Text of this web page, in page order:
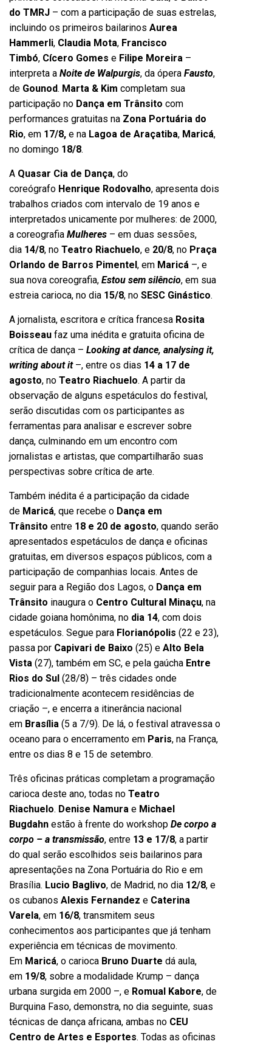
do TMRJ – com a participação de suas estrelas,
incluindo os primeiros bailarinos Aurea
Hammerli, Claudia Mota, Francisco
Timbó, Cícero Gomes e Filipe Moreira –
interpreta a Noite de Walpurgis, da ópera Fausto,
de Gounod. Marta & Kim completam sua
participação no Dança em Trânsito com
performances gratuitas na Zona Portuária do
Rio, em 17/8, e na Lagoa de Araçatiba, Maricá,
no domingo 18/8.
A Quasar Cia de Dança, do
coreógrafo Henrique Rodovalho, apresenta dois
trabalhos criados com intervalo de 19 anos e
interpretados unicamente por mulheres: de 2000,
a coreografia Mulheres – em duas sessões,
dia 14/8, no Teatro Riachuelo, e 20/8, no Praça
Orlando de Barros Pimentel , em Maricá –, e
sua nova coreografia, Estou sem silêncio, em sua
estreia carioca, no dia 15/8, no SESC Ginástico.
A jornalista, escritora e crítica francesa Rosita
Boisseau faz uma inédita e gratuita oficina de
crítica de dança – Looking at dance, analysing it,
writing about it –, entre os dias 14 a 17 de
agosto, no Teatro Riachuelo. A partir da
observação de alguns espetáculos do festival,
serão discutidas com os participantes as
ferramentas para analisar e escrever sobre
dança, culminando em um encontro com
jornalistas e artistas, que compartilharão suas
perspectivas sobre crítica de arte.
Também inédita é a participação da cidade
de Maricá, que recebe o Dança em
Trânsito entre 18 e 20 de agosto, quando serão
apresentados espetáculos de dança e oficinas
gratuitas, em diversos espaços públicos, com a
participação de companhias locais. Antes de
seguir para a Região dos Lagos, o Dança em
Trânsito inaugura o Centro Cultural Minaçu, na
cidade goiana homônima, no dia 14, com dois
espetáculos. Segue para Florianópolis (22 e 23),
passa por Capivari de Baixo (25) e Alto Bela
Vista (27), também em SC, e pela gaúcha Entre
Rios do Sul (28/8) – três cidades onde
tradicionalmente acontecem residências de
criação –, e encerra a itinerância nacional
em Brasília (5 a 7/9). De lá, o festival atravessa o
oceano para o encerramento em Paris, na França,
entre os dias 8 e 15 de setembro.
Três oficinas práticas completam a programação
carioca deste ano, todas no Teatro
Riachuelo. Denise Namura e Michael
Bugdahn estão à frente do workshop De corpo a
corpo – a transmissão, entre 13 e 17/8, a partir
do qual serão escolhidos seis bailarinos para
apresentações na Zona Portuária do Rio e em
Brasília. Lucio Baglivo, de Madrid, no dia 12/8, e
os cubanos Alexis Fernandez e Caterina
Varela, em 16/8, transmitem seus
conhecimentos aos participantes que já tenham
experiência em técnicas de movimento.
Em Maricá, o carioca Bruno Duarte dá aula,
em 19/8, sobre a modalidade Krump – dança
urbana surgida em 2000 –, e Romual Kabore, de
Burquina Faso, demonstra, no dia seguinte, suas
técnicas de dança africana, ambas no CEU
Centro de Artes e Esportes. Todas as oficinas